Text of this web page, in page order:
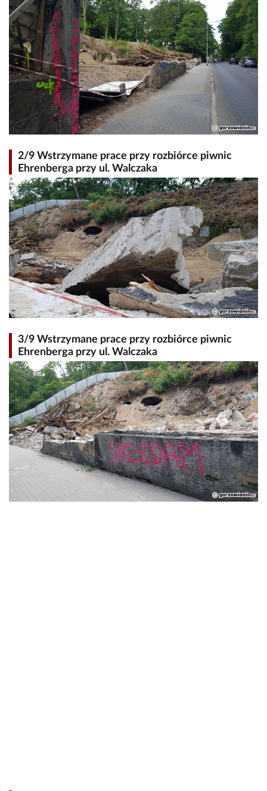
2/9 Wstrzymane prace przy rozbiórce piwnic
Ehrenberga przy ul. Walczaka
3/9 Wstrzymane prace przy rozbiórce piwnic
Ehrenberga przy ul. Walczaka